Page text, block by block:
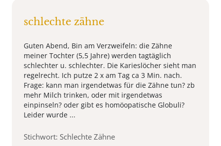
schlechte zähne
Guten Abend, Bin am Verzweifeln: die Zähne
meiner Tochter (5,5 Jahre) werden tagtäglich
schlechter u. schlechter. Die Karieslöcher sieht man
regelrecht. Ich putze 2 x am Tag ca 3 Min. nach.
Frage: kann man irgendetwas für die Zähne tun? zb
mehr Milch trinken, oder mit irgendetwas
einpinseln? oder gibt es homöopatische Globuli?
Leider wurde ...
Stichwort: Schlechte Zähne